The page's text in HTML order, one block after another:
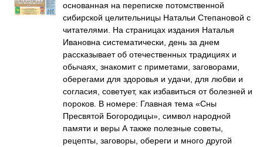
основанная на переписке потомственной
сибирской целительницы Натальи Степановой с
читателями. На страницах издания Наталья
Ивановна систематически, день за днем
рассказывает об отечественных традициях и
обычаях, знакомит с приметами, заговорами,
оберегами для здоровья и удачи, для любви и
согласия, советует, как избавиться от болезней и
пороков. В номере: Главная тема «Сны
Пресвятой Богородицы», символ народной
памяти и веры А также полезные советы,
рецепты, заговоры, обереги и много другой